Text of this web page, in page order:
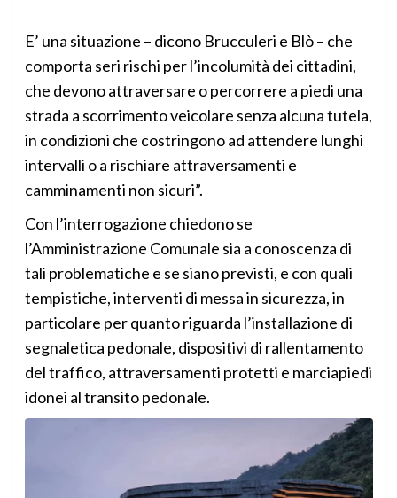
E’ una situazione – dicono Brucculeri e Blò – che
comporta seri rischi per l’incolumità dei cittadini,
che devono attraversare o percorrere a piedi una
strada a scorrimento veicolare senza alcuna tutela,
in condizioni che costringono ad attendere lunghi
intervalli o a rischiare attraversamenti e
camminamenti non sicuri”.
Con l’interrogazione chiedono se
l’Amministrazione Comunale sia a conoscenza di
tali problematiche e se siano previsti, e con quali
tempistiche, interventi di messa in sicurezza, in
particolare per quanto riguarda l’installazione di
segnaletica pedonale, dispositivi di rallentamento
del traffico, attraversamenti protetti e marciapiedi
idonei al transito pedonale.